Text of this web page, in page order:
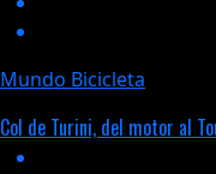
Mundo Bicicleta
Col de Turini, del motor al